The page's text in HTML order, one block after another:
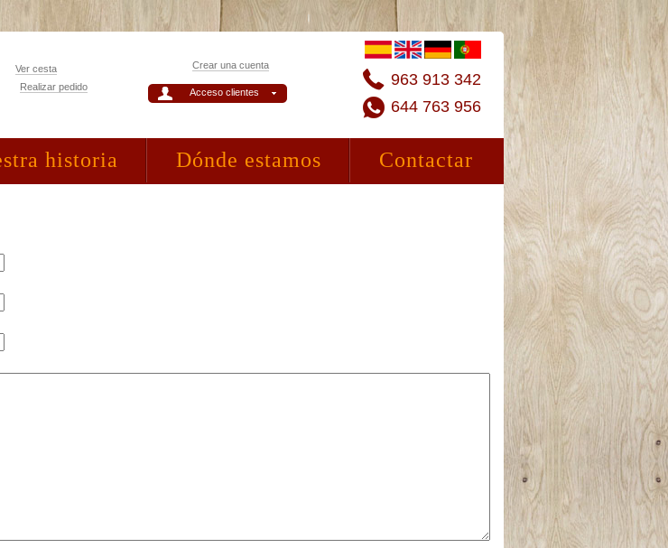
963 913 342
644 763 956
Acceso clientes
Crear una cuenta
Ver cesta
Realizar pedido
historia Dónde estamos Contactar